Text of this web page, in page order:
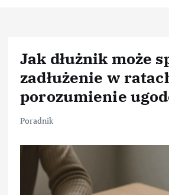
n
Jak dłużnik może
zadłużenie w
porozumienie
Poradnik